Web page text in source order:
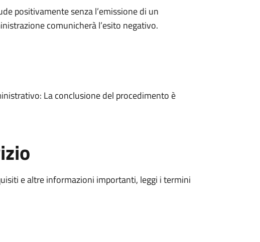
positivamente senza l’emissione di un
comunicherà l’esito negativo.
La conclusione del procedimento è
e altre informazioni importanti, leggi i termini